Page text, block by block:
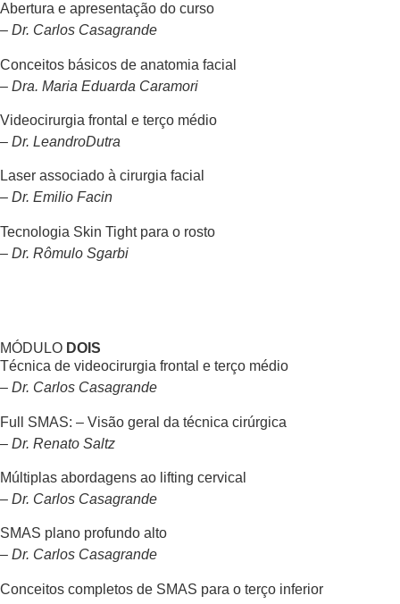
Abertura e apresentação do curso
– Dr. Carlos Casagrande
Conceitos básicos de anatomia facial
– Dra. Maria Eduarda Caramori
Videocirurgia frontal e terço médio
– Dr. LeandroDutra
Laser associado à cirurgia facial
– Dr. Emilio Facin
Tecnologia Skin Tight para o rosto
– Dr. Rômulo Sgarbi
MÓDULO DOIS
Técnica de videocirurgia frontal e terço médio
– Dr. Carlos Casagrande
Full SMAS: – Visão geral da técnica cirúrgica
– Dr. Renato Saltz
Múltiplas abordagens ao lifting cervical
– Dr. Carlos Casagrande
SMAS plano profundo alto
– Dr. Carlos Casagrande
Conceitos completos de SMAS para o terço inferior